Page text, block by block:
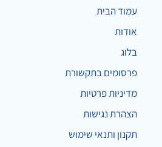
עמוד הבית
אודות
בלוג
פרסומים בתקשורת
מדיניות פרטיות
הצהרת נגישות
תקנון ותנאי שימוש